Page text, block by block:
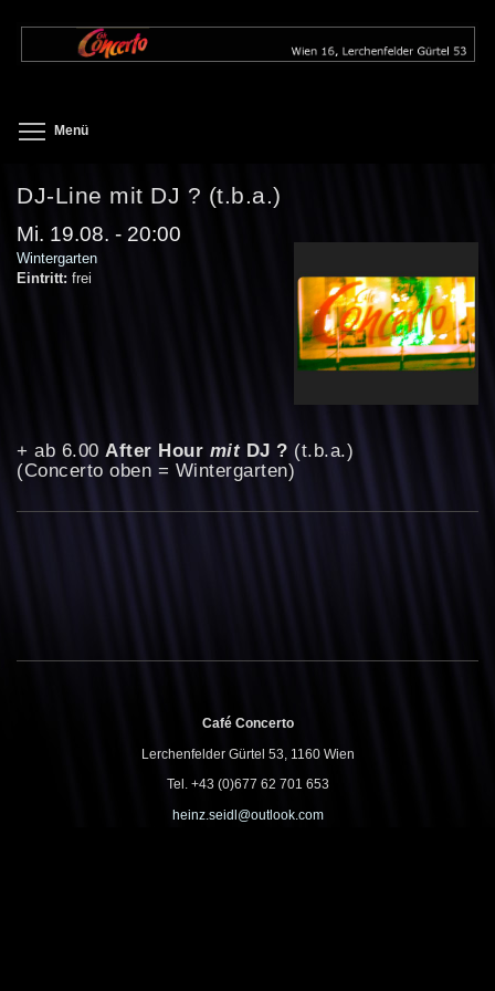
zum
Menü
DJ-Line mit DJ ? (t.b.a.)
Mi. 19.08. - 20:00
Wintergarten
Eintritt: frei
+ ab 6.00 After Hour mitDJ ? (t.b.a.)
(Concerto oben = Wintergarten)
Café Concerto
Lerchenfelder Gürtel 53, 1160 Wien
Tel. +43 (0)677 62 701 653
heinz.seidl@outlook.com